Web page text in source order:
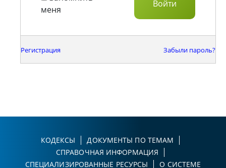
меня
Регистрация Забыли пароль?
КОДЕКСЫ
ДОКУМЕНТЫ ПО ТЕМАМ
СПРАВОЧНАЯ ИНФОРМАЦИЯ
СПЕЦИАЛИЗИРОВАННЫЕ РЕСУРСЫ
О СИСТЕМЕ